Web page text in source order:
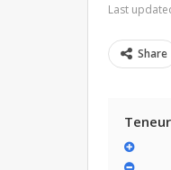
Last
Share
Teneur